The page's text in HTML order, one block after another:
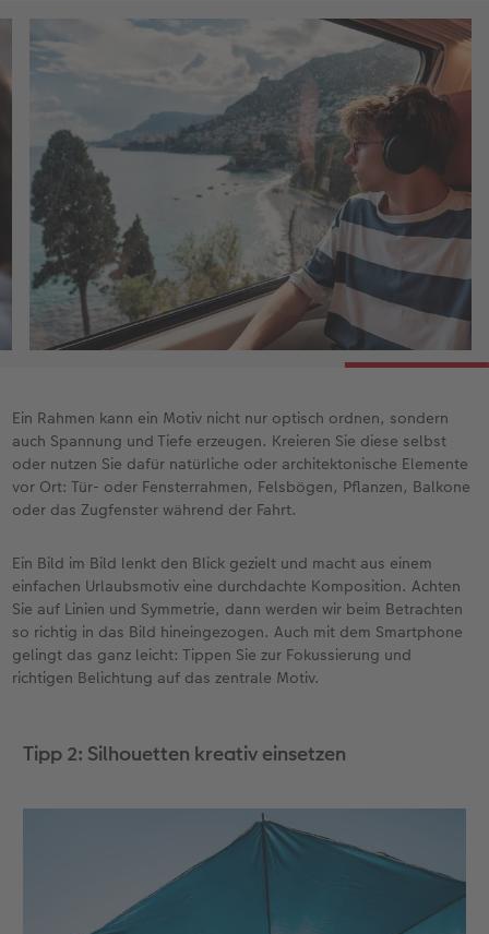
Ein Rahmen kann ein Motiv nicht nur optisch ordnen, sondern
auch Spannung und Tiefe erzeugen. Kreieren Sie diese selbst
oder nutzen Sie dafür natürliche oder architektonische Elemente
vor Ort: Tür- oder Fensterrahmen, Felsbögen, Pflanzen, Balkone
oder das Zugfenster während der Fahrt.
Ein Bild im Bild lenkt den Blick gezielt und macht aus einem
einfachen Urlaubsmotiv eine durchdachte Komposition. Achten
Sie auf Linien und Symmetrie, dann werden wir beim Betrachten
so richtig in das Bild hineingezogen. Auch mit dem Smartphone
gelingt das ganz leicht: Tippen Sie zur Fokussierung und
richtigen Belichtung auf das zentrale Motiv.
Tipp 2: Silhouetten kreativ einsetzen